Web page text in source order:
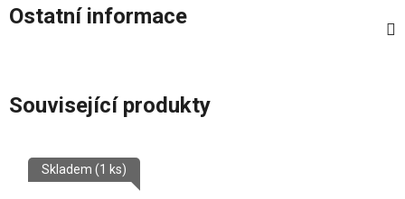
Ostatní informace
Související produkty
Skladem (1 ks)